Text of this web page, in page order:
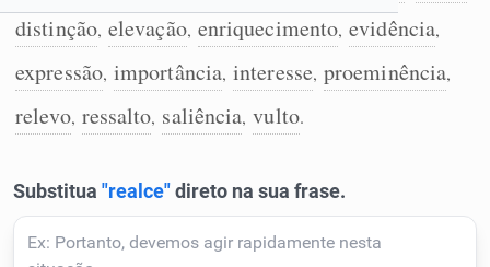
Resumir Texto
Corrigir Texto
Humanizador de IA
distinção, elevação, enriquecimento, evidência,
expressão, importância, interesse, proeminência,
relevo, ressalto, saliência, vulto.